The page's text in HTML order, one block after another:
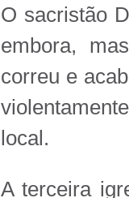
O sacristão
embora,
correu e
local.
A terceira